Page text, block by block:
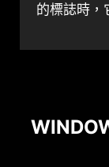
的標誌時，